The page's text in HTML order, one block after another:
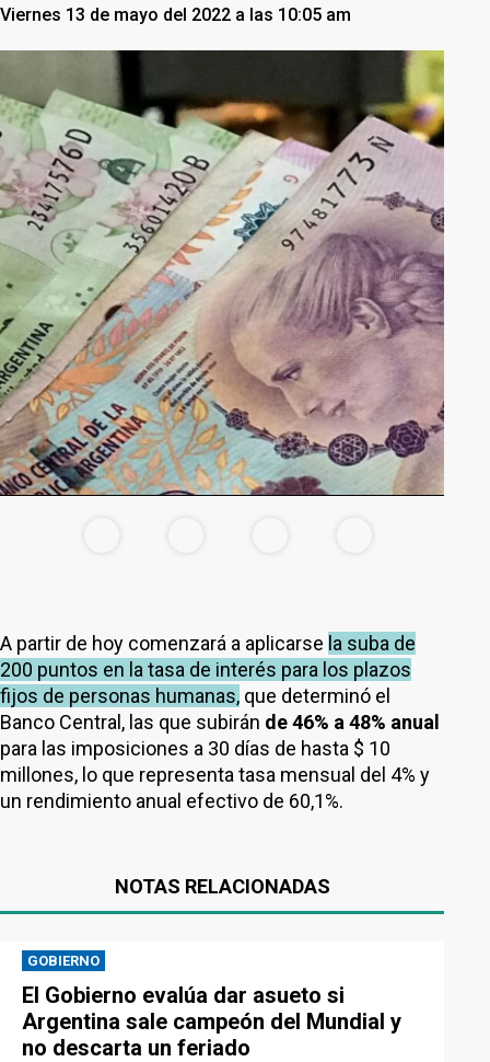
Viernes 13 de mayo del 2022 a las 10:05 am
A partir de hoy comenzará a aplicarse la suba de
200 puntos en la tasa de interés para los plazos
fijos de personas humanas, que determinó el
Banco Central, las que subirán de 46% a 48% anual
para las imposiciones a 30 días de hasta $ 10
millones, lo que representa tasa mensual del 4% y
un rendimiento anual efectivo de 60,1%.
NOTAS RELACIONADAS
GOBIERNO
El Gobierno evalúa dar asueto si
Argentina sale campeón del Mundial y
no descarta un feriado